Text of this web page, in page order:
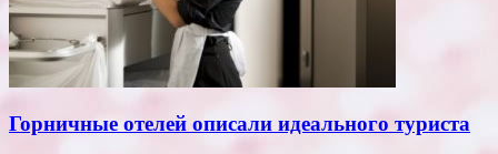
Горничные отелей описали идеального туриста